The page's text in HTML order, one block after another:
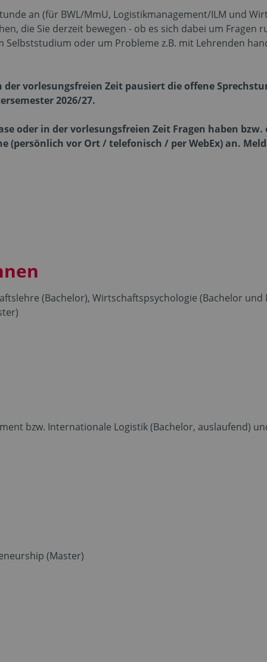
an (für BWL/MmU, Logistikmanagement/ILM und
die Sie derzeit bewegen - ob es sich dabei um Fragen
Selbststudium oder um Probleme z.B. mit Lehrenden
vorlesungsfreien Zeit pausiert die offene
2026/27.
oder in der vorlesungsfreien Zeit Fragen haben
(persönlich vor Ort / telefonisch / per WebEx) an.
(Bachelor), Wirtschaftspsychologie (Bachelor
bzw. Internationale Logistik (Bachelor, auslaufend)
(Master)